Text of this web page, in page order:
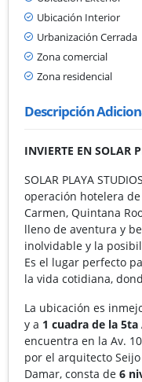
Ubicación Interior
Urbanización Cerrada
Zona comercial
Zona residencial
Descripción
INVIERTE EN SOLAR
SOLAR PLAYA
operación hotelera de
Carmen, Quintana
lleno de aventura y
inolvidable y la
Es el lugar perfecto
la vida cotidiana,
La ubicación es
y a 1 cuadra de la
encuentra en la Av.
por el arquitecto
Damar, consta de 6